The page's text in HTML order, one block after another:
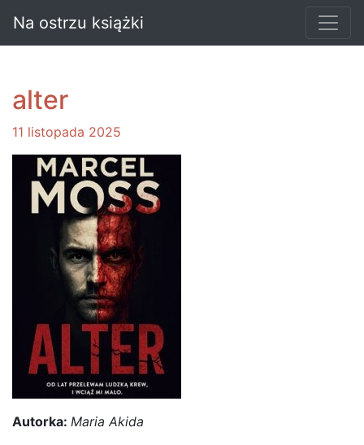
Na ostrzu książki
alter
11 listopada 2025
Autorka: Maria Akida